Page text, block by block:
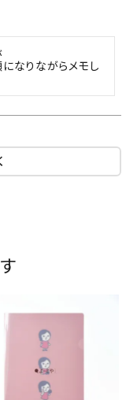
なりながらメモし